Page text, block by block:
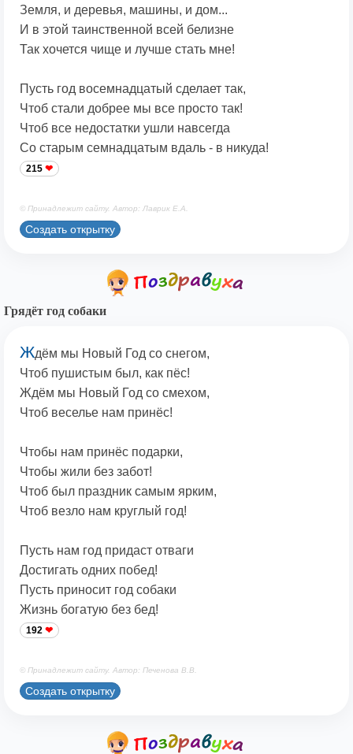
Земля, и деревья, машины, и дом...
И в этой таинственной всей белизне
Так хочется чище и лучше стать мне!
Пусть год восемнадцатый сделает так,
Чтоб стали добрее мы все просто так!
Чтоб все недостатки ушли навсегда
Со старым семнадцатым вдаль - в никуда!
215
© Принадлежит сайту. Автор: Лаврик Е.А.
Создать открытку
Грядёт год собаки
Ждём мы Новый Год со снегом,
Чтоб пушистым был, как пёс!
Ждём мы Новый Год со смехом,
Чтоб веселье нам принёс!
Чтобы нам принёс подарки,
Чтобы жили без забот!
Чтоб был праздник самым ярким,
Чтоб везло нам круглый год!
Пусть нам год придаст отваги
Достигать одних побед!
Пусть приносит год собаки
Жизнь богатую без бед!
192
© Принадлежит сайту. Автор: Печенова В.В.
Создать открытку